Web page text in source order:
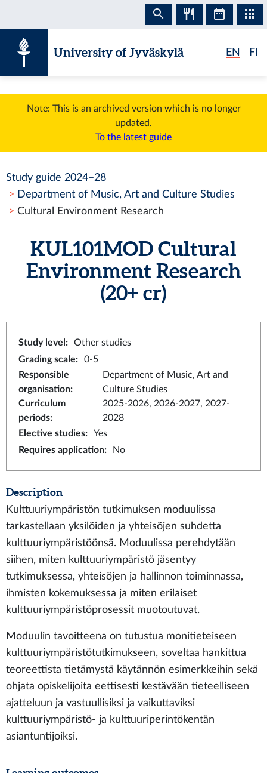
University of Jyväskylä EN FI
Note: This is an archived version which is no longer
updated.
To the latest guide
Study guide 2024–28
Department of Music, Art and Culture Studies
Cultural Environment Research
KUL101MOD Cultural
Environment Research
(20+ cr)
Study level :
Other studies
Grading scale:
0-5
Responsible
organisation:
Department of Music, Art and
Culture Studies
Curriculum
periods:
2025-2026, 2026-2027, 2027-
2028
Elective studies:
Yes
Requires application: No
Description
Kulttuuriympäristön tutkimuksen moduulissa
tarkastellaan yksilöiden ja yhteisöjen suhdetta
kulttuuriympäristöönsä. Moduulissa perehdytään
siihen, miten kulttuuriympäristö jäsentyy
tutkimuksessa, yhteisöjen ja hallinnon toiminnassa,
ihmisten kokemuksessa ja miten erilaiset
kulttuuriympäristöprosessit muotoutuvat.
Moduulin tavoitteena on tutustua monitieteiseen
kulttuuriympäristötutkimukseen, soveltaa hankittua
teoreettista tietämystä käytännön esimerkkeihin sekä
ohjata opiskelijoita eettisesti kestävään tieteelliseen
ajatteluun ja vastuullisiksi ja vaikuttaviksi
kulttuuriympäristö- ja kulttuuriperintökentän
asiantuntijoiksi.